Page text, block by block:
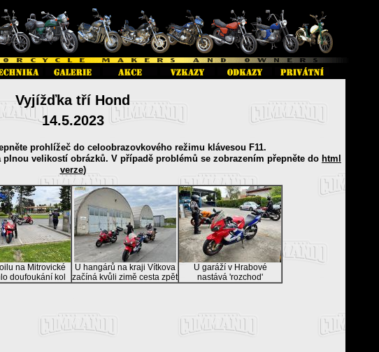
Vyjížďka tří Hond
14.5.2023
prohlížeč do celoobrazovkového režimu klávesou F11.
plnou velikostí obrázků. V případě problémů se zobrazením přepněte do html
verze)
na Mitrovické
doufoukání kol
U hangárů na kraji Vítkova
začíná kvůli zimě cesta zpět
U garáží v Hrabové
nastává 'rozchod'